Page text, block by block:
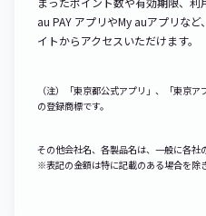
au PAY アプリやMy auアプリな
イトからアクセスいただけます。
（注）「東京都公式アプリ」、「東京
の登録商標です。
その他会社名、各製品名は、一般に各社
※表記の金額は特に記載のある場合を除